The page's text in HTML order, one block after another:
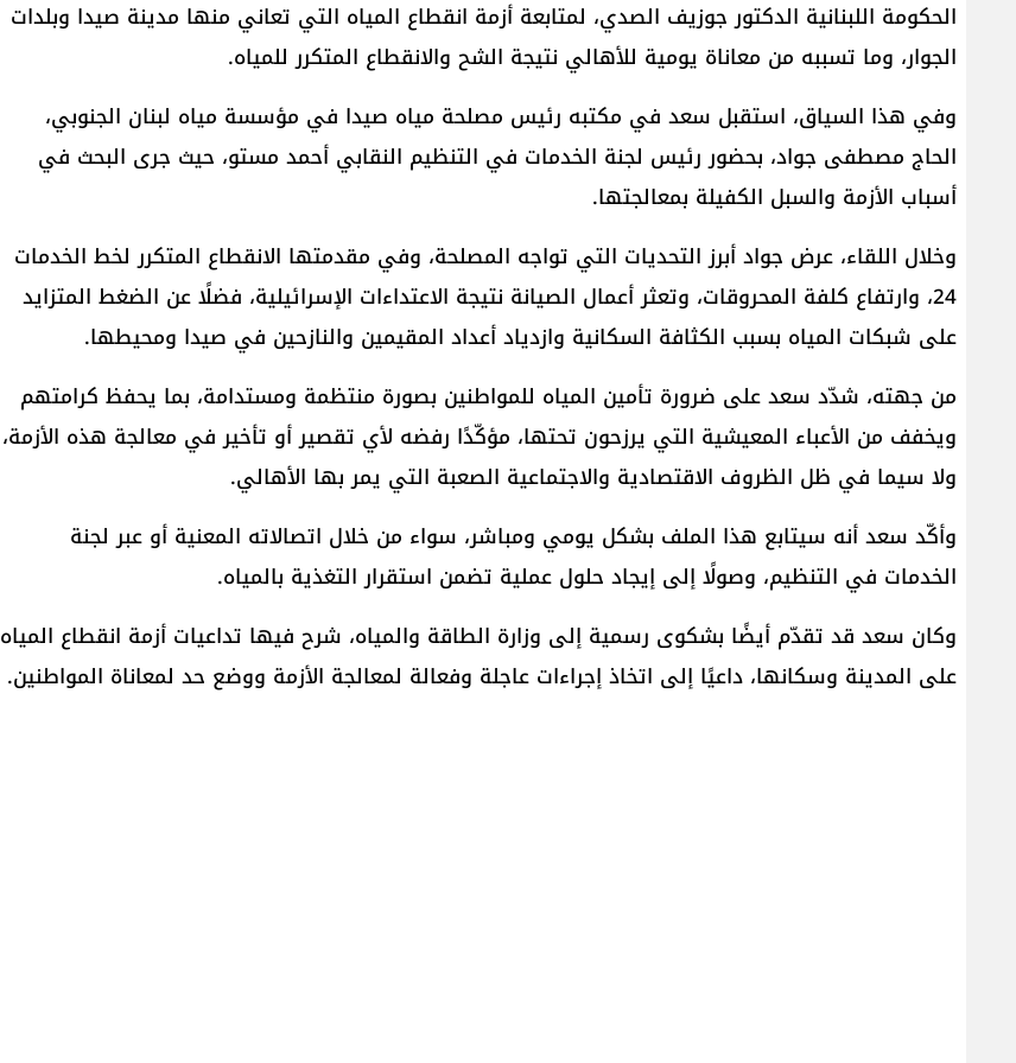
الحكومة اللبنانية الدكتور جوزيف الصدي، لمتابعة أزمة انقطاع المياه التي تعاني منها مدينة صيدا وبلدات
الجوار، وما تسببه من معاناة يومية للأهالي نتيجة الشح والانقطاع المتكرر للمياه.
وفي هذا السياق، استقبل سعد في مكتبه رئيس مصلحة مياه صيدا في مؤسسة مياه لبنان الجنوبي،
الحاج مصطفى جواد، بحضور رئيس لجنة الخدمات في التنظيم النقابي أحمد مستو، حيث جرى البحث في
أسباب الأزمة والسبل الكفيلة بمعالجتها.
وخلال اللقاء، عرض جواد أبرز التحديات التي تواجه المصلحة، وفي مقدمتها الانقطاع المتكرر لخط الخدمات
24، وارتفاع كلفة المحروقات، وتعثر أعمال الصيانة نتيجة الاعتداءات الإسرائيلية، فضلًا عن الضغط المتزايد
على شبكات المياه بسبب الكثافة السكانية وازدياد أعداد المقيمين والنازحين في صيدا ومحيطها.
من جهته، شدّد سعد على ضرورة تأمين المياه للمواطنين بصورة منتظمة ومستدامة، بما يحفظ كرامتهم
ويخفف من الأعباء المعيشية التي يرزحون تحتها، مؤكّدًا رفضه لأي تقصير أو تأخير في معالجة هذه الأزمة،
ولا سيما في ظل الظروف الاقتصادية والاجتماعية الصعبة التي يمر بها الأهالي.
وأكّد سعد أنه سيتابع هذا الملف بشكل يومي ومباشر، سواء من خلال اتصالاته المعنية أو عبر لجنة
الخدمات في التنظيم، وصولًا إلى إيجاد حلول عملية تضمن استقرار التغذية بالمياه.
وكان سعد قد تقدّم أيضًا بشكوى رسمية إلى وزارة الطاقة والمياه، شرح فيها تداعيات أزمة انقطاع المياه
على المدينة وسكانها، داعيًا إلى اتخاذ إجراءات عاجلة وفعالة لمعالجة الأزمة ووضع حد لمعاناة المواطنين.